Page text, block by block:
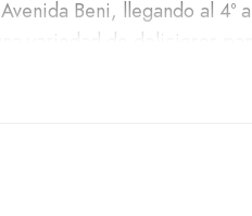
Beni, llegando al
variedad de deliciosos
al gusto,
bebidas, contamos con